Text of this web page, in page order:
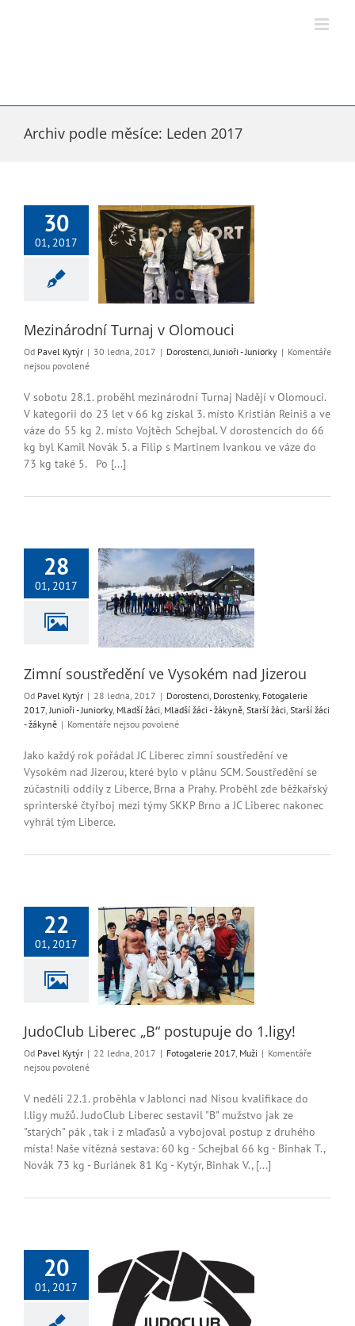
Archiv podle měsíce: Leden 2017
30
01, 2017
Turnaj v
Junioři - Juniorky
Mezinárodní Turnaj v Olomouci
Od Pavel Kytýr | 30 ledna, 2017 | Dorostenci,Junioři - Juniorky | Komentáře
nejsou povolenéu
s
názvem
Turnaj
v
Olomouci
V sobotu 28.1. proběhl mezinárodní Turnaj Nadějí v Olomouci.
V kategorii do 23 let v 66 kg získal 3. místo Kristián Reiniš a ve
váze do 55 kg 2. místo Vojtěch Schejbal. V dorostencích do 66
kg byl Kamil Novák 5. a Filip s Martinem Ivankou ve váze do
73 kg také 5. Po [...]
28
01, 2017
ve
nad Jizerou
Junioři -
Mladší
Zimní soustředění ve Vysokém nad Jizerou
Od Pavel Kytýr | 28 ledna, 2017 | Dorostenci Dorostenky, Fotogalerie
2017 Junioři - Juniorky, Mladší žáci Mladší žáci - žákyně Starší žáci Starší žáci
- žákyně | Komentáře nejsou povolenéu
s
názvem
Zimní
soustředění
ve
Jako každý rok pořádal JC Liberec zimní soustředění ve
Vysokém nad Jizerou, které bylo v plánu SCM. Soustředění se
zúčastnili oddíly z Liberce, Brna a Prahy. Proběhl zde běžkařský
sprinterské čtyřboj mezi týmy SKKP Brno a JC Liberec nakonec
vyhrál tým Liberce.
22
01, 2017
Liberec „B“
do 1.ligy!
Muži
JudoClub Liberec „B“ postupuje do 1.ligy!
Od Pavel Kytýr | 22 ledna, 2017 | Fotogalerie 2017, Muži | Komentáře
nejsou povolenéu
názvem
Liberec
„B“
postupuje
1.ligy!
V neděli 22.1. proběhla v Jablonci nad Nisou kvalifikace do
I.ligy mužů. JudoClub Liberec sestavil "B" mužstvo jak ze
"starých" pák , tak i z mlaďasů a vybojoval postup z druhého
místa! Naše vítězná sestava: 60 kg - Schejbal 66 kg - Binhak T.,
Novák 73 kg - Buriánek 81 Kg - Kytýr, Binhak V., [...]
20
01, 2017
tréninky
žáci - žákyně